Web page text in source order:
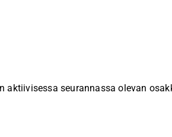
aktiivisessa seurannassa olevan